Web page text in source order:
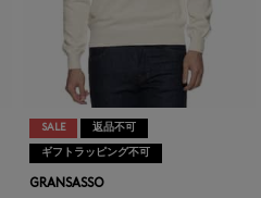
SALE 返品不可
ギフトラッピング不可
GRANSASSO